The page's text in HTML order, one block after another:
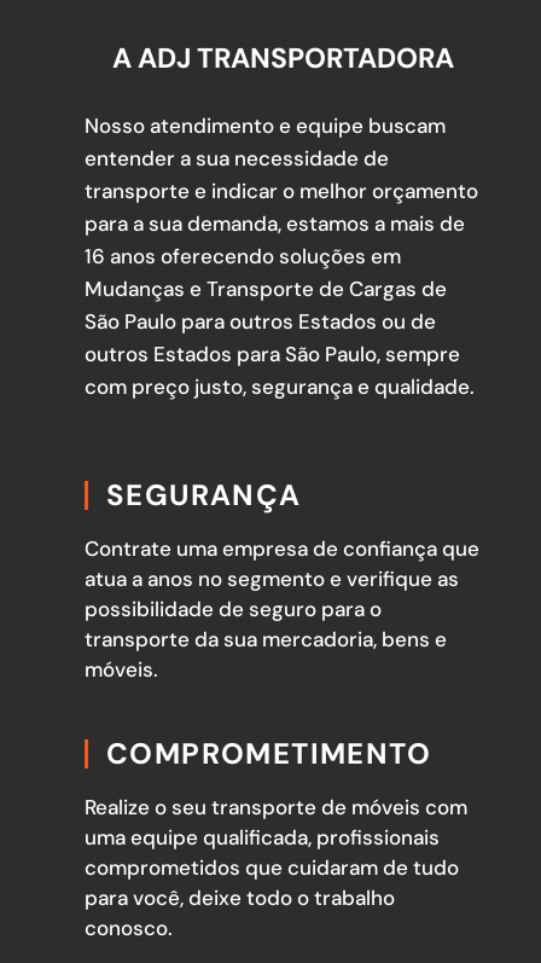
A ADJ TRANSPORTADORA
Nosso atendimento e equipe buscam
entender a sua necessidade de
transporte e indicar o melhor orçamento
para a sua demanda, estamos a mais de
16 anos oferecendo soluções em
Mudanças e Transporte de Cargas de
São Paulo para outros Estados ou de
outros Estados para São Paulo, sempre
com preço justo, segurança e qualidade.
SEGURANÇA
Contrate uma empresa de confiança que
atua a anos no segmento e verifique as
possibilidade de seguro para o
transporte da sua mercadoria, bens e
móveis.
COMPROMETIMENTO
Realize o seu transporte de móveis com
uma equipe qualificada, profissionais
comprometidos que cuidaram de tudo
para você, deixe todo o trabalho
conosco.